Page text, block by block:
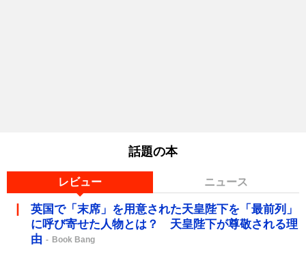
話題の本
レビュー ニュース
英国で「末席」を用意された天皇陛下を「最前列」
に呼び寄せた人物とは？ 天皇陛下が尊敬される理
由
Book Bang